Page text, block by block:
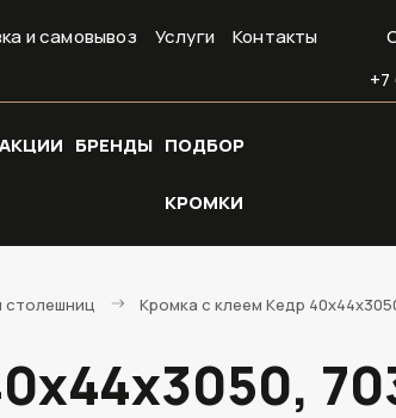
и самовывоз Услуги Контакты
+7
АКЦИИ БРЕНДЫ ПОДБОР
КРОМКИ
столешниц Кромка с клеем Кедр